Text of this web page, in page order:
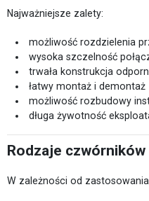
Najważniejsze zalety:
możliwość rozdzielenia
wysoka szczelność
trwała konstrukcja
łatwy montaż i demontaż
możliwość rozbudowy
długa żywotność
Rodzaje
W zależności od